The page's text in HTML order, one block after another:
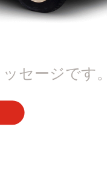
セージです